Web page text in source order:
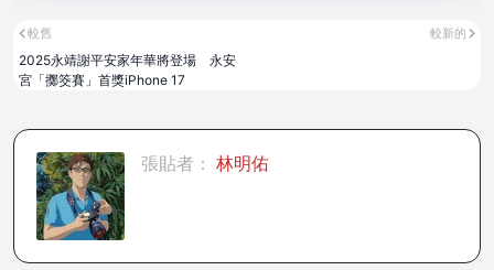
較新的
較舊
2025永靖謝平安家年華將登場 永安
宮「擲筊賽」首獎iPhone 17
張貼者： 林明佑